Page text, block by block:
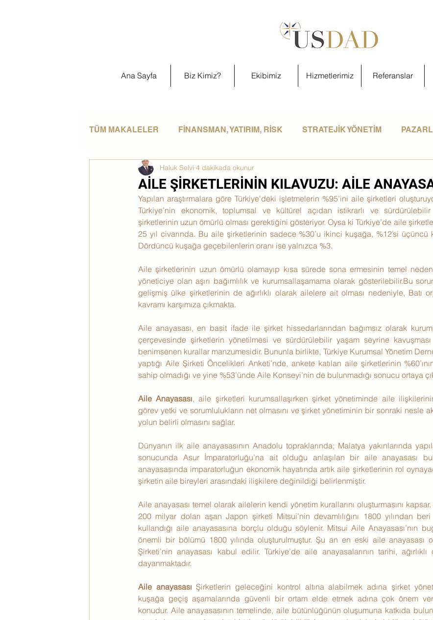
Ana Sayfa Biz Kimiz? Ekibimiz Hizmetlerimiz Referanslar
TÜM MAKALELER FİNANSMAN, YATIRIM, RİSK STRATEJİK YÖNETİM
ÜLKE ANALİZLERİ KİŞİSEL GELİŞİM
AİLE ŞİRKETLERİNİN KILAVUZU: AİLE
Haluk Selvi 4 dakikada okunur
Yapılan araştırmalara göre Türkiye'deki işletmelerin %95’ini aile şirketleri
Türkiye’nin ekonomik, toplumsal ve kültürel açıdan istikrarlı ve
şirketlerinin uzun ömürlü olması gerektiğini gösteriyor. Oysa ki Türkiye’de aile
25 yıl civarında. Bu aile şirketlerinin sadece %30’u ikinci kuşağa, %12’si üçüncü
Dördüncü kuşağa geçebilenlerin oranı ise yalnızca %3.
Aile şirketlerinin uzun ömürlü olamayıp kısa sürede sona ermesinin temel
yöneticiye olan aşırı bağımlılık ve kurumsallaşamama olarak gösterilebilir.Bu
gelişmiş ülke şirketlerinin de ağırlıklı olarak ailelere ait olması nedeniyle, Batı
kavramı karşımıza çıkmakta.
Aile anayasası, en basit ifade ile şirket hissedarlarından bağımsız olarak
çerçevesinde şirketlerin yönetilmesi ve sürdürülebilir yaşam seyrine
benimsenen kurallar manzumesidir. Bununla birlikte, Türkiye Kurumsal Yönetim
yaptığı Aile Şirketi Öncelikleri Anketi’nde, ankete katılan aile şirketlerinin
sahip olmadığı ve yine %53’ünde Aile Konseyi’nin de bulunmadığı sonucu ortaya
Aile Anayasası, aile şirketleri kurumsallaşırken şirket yönetiminde aile
görev yetki ve sorumlulukların net olmasını ve şirket yönetiminin bir sonraki nesle
yolun belirli olmasını sağlar.
Dünyanın ilk aile anayasasının Anadolu topraklarında; Malatya yakınlarında
sonucunda Asur İmparatorluğu’na ait olduğu anlaşılan bir aile anayasası
anayasasında imparatorluğun ekonomik hayatında artık aile şirketlerinin rol
şirketin aile bireyleri arasındaki ilişkilere değinildiği belirlenmiştir.
Aile anayasası temel olarak ailelerin kendi yönetim kurallarını oluşturmasını
200 milyar doları aşan Japon şirketi Mitsui’nin devamlılığını 1800 yılından
kullandığı aile anayasasına borçlu olduğu söylenir. Mitsui Aile Anayasası’nın
önemli bir bölümü 1800 yılında oluşturulmuştur. Şu an en eski aile anayasası
Şirketi’nin anayasası kabul edilir. Türkiye’de aile anayasalarının tarihi,
dayanmaktadır.
Aile anayasası Şirketlerin geleceğini kontrol altına alabilmek adına şirket
kuşağa geçiş aşamalarında güvenli bir ortam elde etmek adına çok önem
konudur. Aile anayasasının temelinde, aile bütünlüğünün oluşumuna katkıda